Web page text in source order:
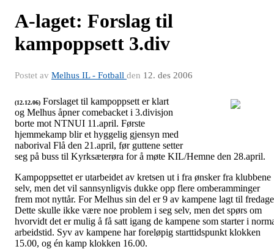
A-laget: Forslag til
kampoppsett 3.div
Postet av Melhus IL - Fotball den 12. des 2006
(12.12.06) Forslaget til kampoppsett er klart
og Melhus åpner comebacket i 3.divisjon
borte mot NTNUI 11.april. Første
hjemmekamp blir et hyggelig gjensyn med
naborival Flå den 21.april, før guttene setter
seg på buss til Kyrksæterøra for å møte KIL/Hemne den 28.april.
Kampoppsettet er utarbeidet av kretsen ut i fra ønsker fra klubbene
selv, men det vil sannsynligvis dukke opp flere omberamminger
frem mot nyttår. For Melhus sin del er 9 av kampene lagt til
Dette skulle ikke være noe problem i seg selv, men det spørs om
hvorvidt det er mulig å få satt igang de kampene som starter i
arbeidstid. Syv av kampene har foreløpig starttidspunkt klokken
15.00, og én kamp klokken 16.00.